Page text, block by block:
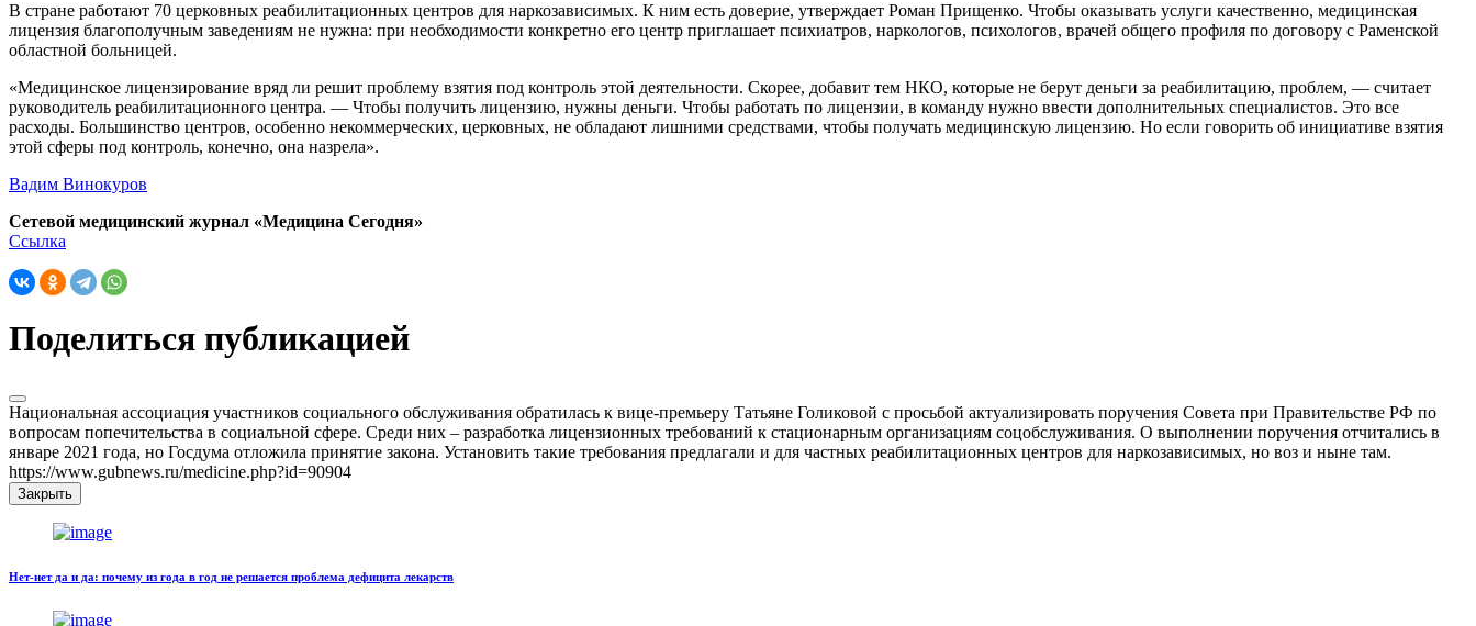
В стране работают 70 церковных реабилитационных центров для наркозависимых. К ним есть доверие, утверждает Роман Прищенко. Чтобы оказывать услуги качественно, медицинская
лицензия благополучным заведениям не нужна: при необходимости конкретно его центр приглашает психиатров, наркологов, психологов, врачей общего профиля по договору с Раменской
областной больницей.
«Медицинское лицензирование вряд ли решит проблему взятия под контроль этой деятельности. Скорее, добавит тем НКО, которые не берут деньги за реабилитацию, проблем, — считает
руководитель реабилитационного центра. — Чтобы получить лицензию, нужны деньги. Чтобы работать по лицензии, в команду нужно ввести дополнительных специалистов. Это все
расходы. Большинство центров, особенно некоммерческих, церковных, не обладают лишними средствами, чтобы получать медицинскую лицензию. Но если говорить об инициативе взятия
этой сферы под контроль, конечно, она назрела».
Вадим Винокуров
Сетевой медицинский журнал «Медицина Сегодня»
Ссылка
Поделиться публикацией
Национальная ассоциация участников социального обслуживания обратилась к вице-премьеру Татьяне Голиковой с просьбой актуализировать поручения Совета при Правительстве РФ по
вопросам попечительства в социальной сфере. Среди них – разработка лицензионных требований к стационарным организациям соцобслуживания. О выполнении поручения отчитались в
январе 2021 года, но Госдума отложила принятие закона. Установить такие требования предлагали и для частных реабилитационных центров для наркозависимых, но воз и ныне там.
https://www.gubnews.ru/medicine.php?id=90904
Закрыть
Нет-нет да и да: почему из года в год не решается проблема дефицита лекарств